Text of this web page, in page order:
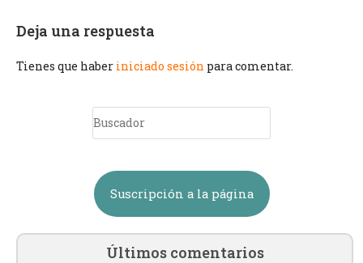
Deja una respuesta
Tienes que haber iniciado sesión para comentar.
Suscripción a la página
Últimos comentarios